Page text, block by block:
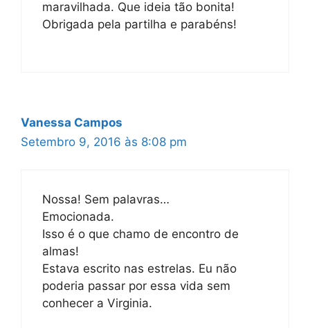
maravilhada. Que ideia tão bonita!
Obrigada pela partilha e parabéns!
Vanessa Campos
Setembro 9, 2016 às 8:08 pm
Nossa! Sem palavras…
Emocionada.
Isso é o que chamo de encontro de
almas!
Estava escrito nas estrelas. Eu não
poderia passar por essa vida sem
conhecer a Virginia.